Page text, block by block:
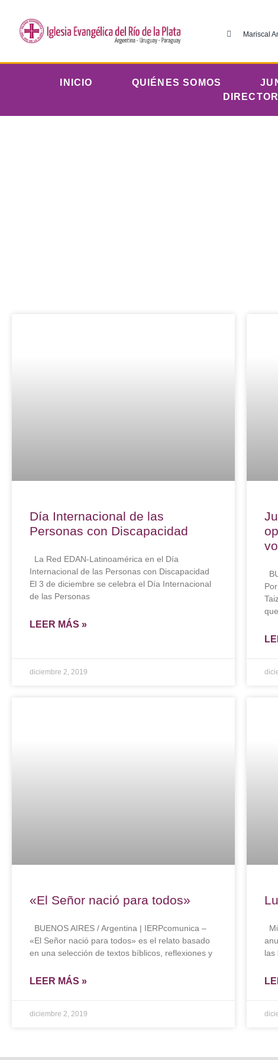
Mariscal
INICIO QUIÉNES SOMOS
Día Internacional de las
Personas con Discapacidad
La Red EDAN-Latinoamérica en el Día
Internacional de las Personas con Discapacidad
El 3 de diciembre se celebra el Día Internacional
de las Personas
LEER MÁS »
diciembre 2, 2019
«El Señor nació para todos»
BUENOS AIRES / Argentina | IERPcomunica –
«El Señor nació para todos» es el relato basado
en una selección de textos bíblicos, reflexiones y
LEER MÁS »
diciembre 2, 2019
las